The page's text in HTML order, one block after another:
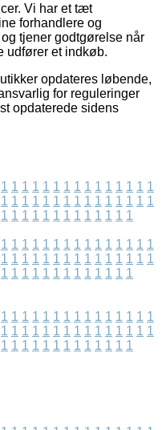
Vi har et tæt
forhandlere og
tjener godtgørelse når
udfører et indkøb.
opdateres løbende,
for reguleringer
opdaterede sidens
1 1 1 1 1 1 1 1 1 1 1 1 1 1 1
1 1 1 1 1 1 1 1 1 1 1 1 1 1 1
1 1 1 1 1 1 1 1 1 1 1 1 1
1 1 1 1 1 1 1 1 1 1 1 1 1 1 1
1 1 1 1 1 1 1 1 1 1 1 1 1 1 1
1 1 1 1 1 1 1 1 1 1 1 1 1
1 1 1 1 1 1 1 1 1 1 1 1 1 1 1
1 1 1 1 1 1 1 1 1 1 1 1 1 1 1
1 1 1 1 1 1 1 1 1 1 1 1 1